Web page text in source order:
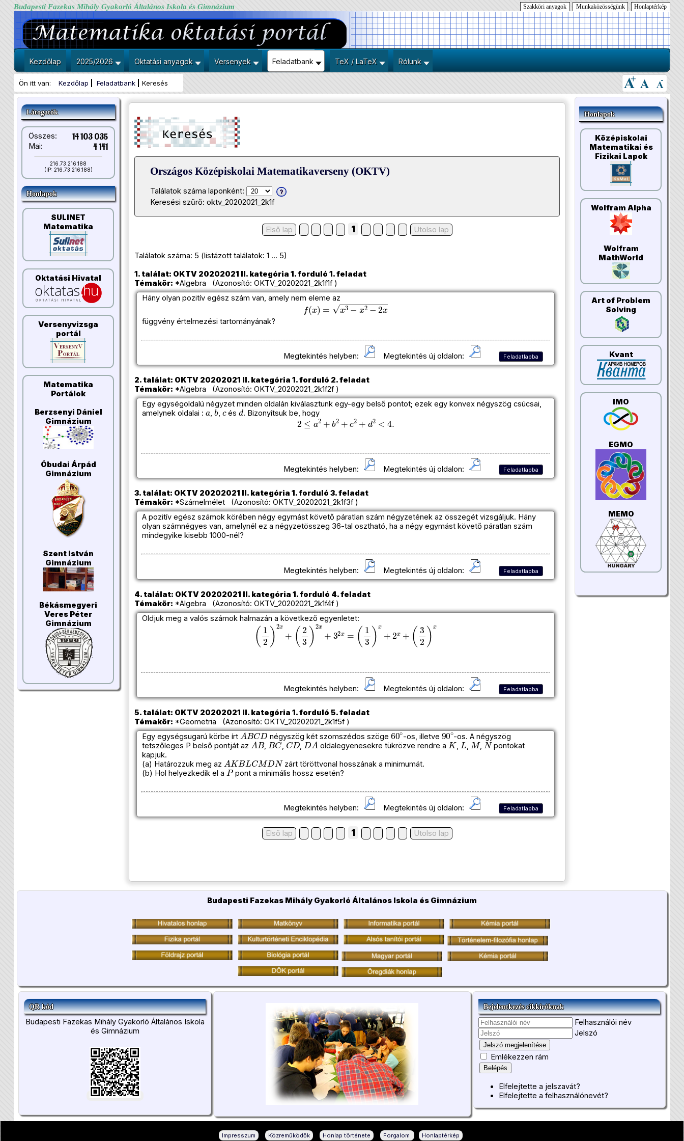
Budapesti Fazekas Mihály Gyakorló Általános Iskola és Gimnázium Honlaptérkép
Munkaközösségünk
Szakköri anyagok
Kezdőlap 2025/2026 Oktatási anyagok Versenyek Feladatbank TeX / LaTeX Rólunk
Ön itt van: Kezdőlap Feladatbank Keresés
Látogatók
Összes: 14 103 035
Mai: 4 141
216.73.216.188
(IP: 216.73.216.188)
Honlapok
SULINET
Matematika
Oktatási Hivatal
Versenyvizsga
portál
Matematika
Portálok
Berzsenyi Dániel
Gimnázium
Óbudai Árpád
Gimnázium
Szent István
Gimnázium
Békásmegyeri
Veres Péter
Gimnázium
Országos Középiskolai Matematikaverseny (OKTV)
Találatok száma laponként:
Keresési szűrő: oktv_20202021_2k1f
Első lap 1 Utolso lap
Találatok száma: 5 (listázott találatok: 1 ... 5)
1. találat: OKTV 20202021 II. kategória 1. forduló 1. feladat
Témakör: *Algebra (Azonosító: OKTV_20202021_2k1f1f )
Hány olyan pozitív egész szám van, amely nem eleme az
f(x )= −x2−2x
függvény értelmezési tartományának?
Megtekintés helyben: Megtekintés új oldalon: Feladatlapba
2. találat: OKTV 20202021 II. kategória 1. forduló 2. feladat
Témakör: *Algebra (Azonosító: OKTV_20202021_2k1f2f )
Egy egységoldalú négyzet minden oldalán kiválasztunk egy-egy belső pontot; ezek egy konvex négyszög csúcsai,
amelynek oldalai :
a
,
b
,
c
és
d
. Bizonyítsuk be, hogy
2≤a2+ 2+ +d <4.
Megtekintés helyben: Megtekintés új oldalon: Feladatlapba
3. találat: OKTV 20202021 II. kategória 1. forduló 3. feladat
Témakör: *Számelmélet (Azonosító: OKTV_20202021_2k1f3f )
A pozitív egész számok körében négy egymást követő páratlan szám négyzetének az összegét vizsgáljuk. Hány
olyan számnégyes van, amelynél ez a négyzetösszeg 36-tal osztható, ha a négy egymást követő páratlan szám
mindegyike kisebb 1000-nél?
Megtekintés helyben: Megtekintés új oldalon: Feladatlapba
4. találat: OKTV 20202021 II. kategória 1. forduló 4. feladat
Témakör: *Algebra (Azonosító: OKTV_20202021_2k1f4f )
Oldjuk meg a valós számok halmazán a következő egyenletet:
(1 2) 2x+ 3 )2 x+3 x=(1 x+2x+ 2)
Megtekintés helyben: Megtekintés új oldalon: Feladatlapba
5. találat: OKTV 20202021 II. kategória 1. forduló 5. feladat
Témakör: *Geometria (Azonosító: OKTV_20202021_2k1f5f )
Egy egységsugarú körbe írt
ABCD
négyszög két szomszédos szöge
60∘
-os, illetve
90∘
-os. A négyszög
tetszőleges P belső pontját az
AB
,
BC
,
CD
,
DA
oldalegyenesekre tükrözve rendre a
K
,
L
,
M
,
N
pontokat
kapjuk.
(a) Határozzuk meg az
A KBLCM DN
zárt töröttvonal hosszának a minimumát.
(b) Hol helyezkedik el a
P
pont a minimális hossz esetén?
Megtekintés helyben: Megtekintés új oldalon: Feladatlapba
Első lap 1 Utolso lap
Honlapok
Középiskolai
Matematikai és
Fizikai Lapok
Wolfram Alpha
Wolfram
MathWorld
Art of Problem
Solving
Kvant
IMO
EGMO
MEMO
Budapesti Fazekas Mihály Gyakorló Általános Iskola és Gimnázium
QR kód
Budapesti Fazekas Mihály Gyakorló Általános Iskola
és Gimnázium
Bejelentkezés cikkíróknak
Felhasználói név
Jelszó
Jelszó megjelenítése
Emlékezzen rám
Belépés
Elfelejtette a jelszavát?
Elfelejtette a felhasználónevét?
Impresszum | Közreműködők | Honlap története | Forgalom | Honlaptérkép